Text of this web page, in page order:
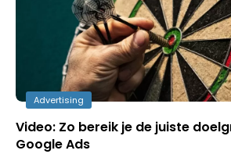
Advertising
Video: Zo bereik je de juiste
Google Ads